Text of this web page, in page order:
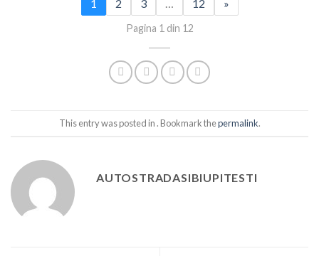
1 2 3 … 12 »
Pagina 1 din 12
This entry was posted in . Bookmark thepermalink.
AUTOSTRADASIBIUPITESTI